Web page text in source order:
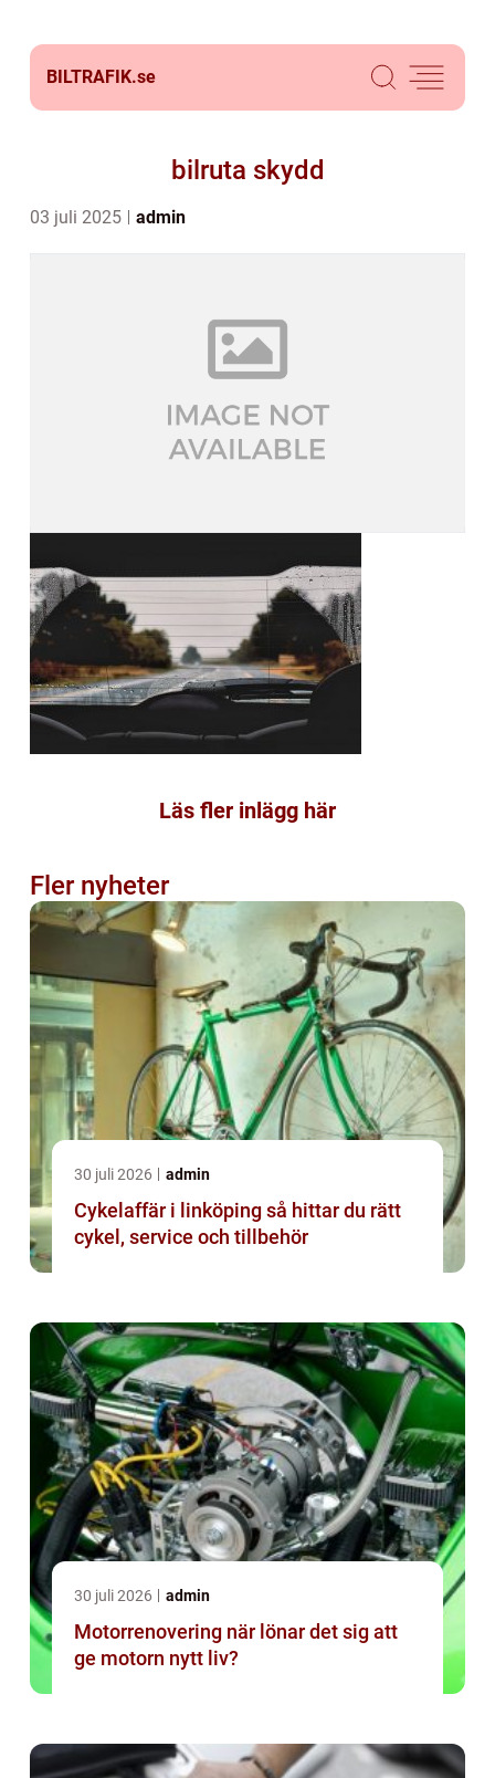
BILTRAFIK.se
bilruta skydd
03 juli 2025 admin
Läs fler inlägg här
Fler nyheter
30 juli 2026 admin
Cykelaffär i linköping så hittar du rätt
cykel, service och tillbehör
30 juli 2026 admin
Motorrenovering när lönar det sig att
ge motorn nytt liv?